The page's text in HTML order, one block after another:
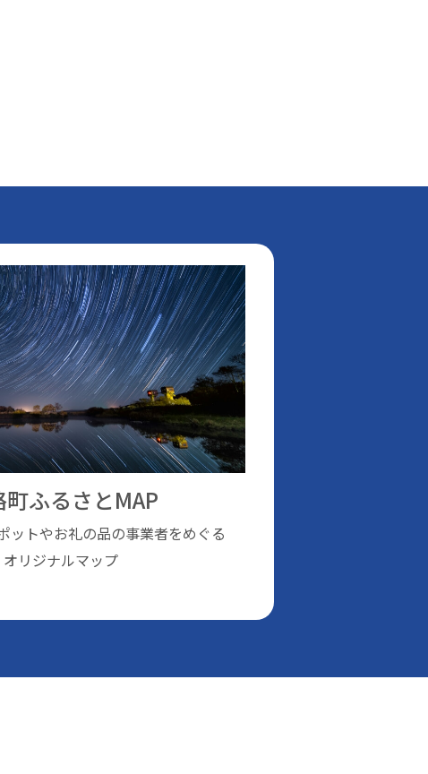
ふるさとMAP
ットやお礼の品の事業者をめぐる
オリジナルマップ